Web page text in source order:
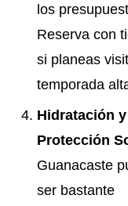
los
Reserva con
si planeas
temporada
Hidratación y
Protección
Guanacaste
ser bastante